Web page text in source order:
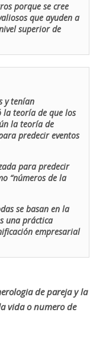
porque se cree
que ayuden a
superior de
y tenían
la teoría de que los
la teoría de
predecir eventos
para predecir
“números de la
se basan en la
una práctica
empresarial
de pareja y la
vida o numero de